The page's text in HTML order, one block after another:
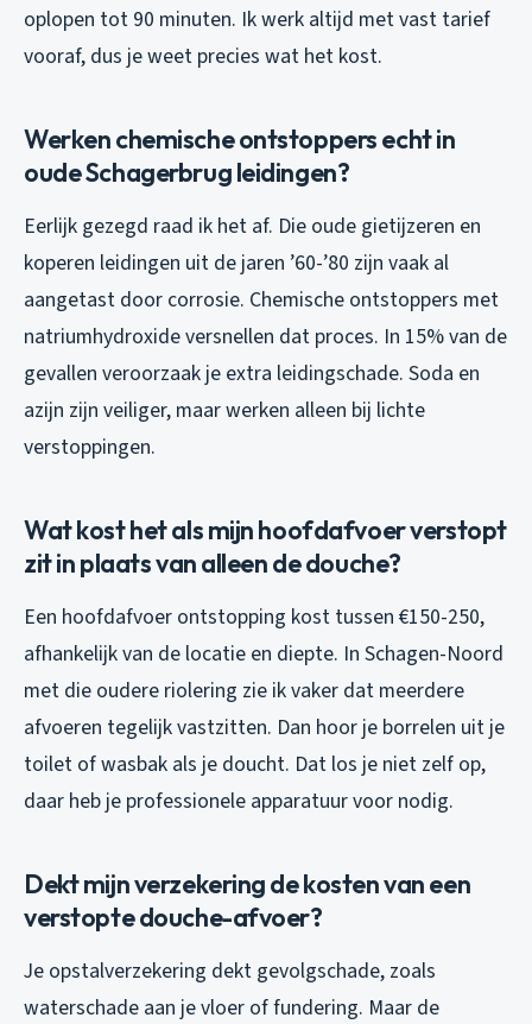
oplopen tot 90 minuten. Ik werk altijd met vast tarief
vooraf, dus je weet precies wat het kost.
Werken chemische ontstoppers echt in
oude Schagerbrug leidingen?
Eerlijk gezegd raad ik het af. Die oude gietijzeren en
koperen leidingen uit de jaren ’60-’80 zijn vaak al
aangetast door corrosie. Chemische ontstoppers met
natriumhydroxide versnellen dat proces. In 15% van de
gevallen veroorzaak je extra leidingschade. Soda en
azijn zijn veiliger, maar werken alleen bij lichte
verstoppingen.
Wat kost het als mijn hoofdafvoer verstopt
zit in plaats van alleen de douche?
Een hoofdafvoer ontstopping kost tussen €150-250,
afhankelijk van de locatie en diepte. In Schagen-Noord
met die oudere riolering zie ik vaker dat meerdere
afvoeren tegelijk vastzitten. Dan hoor je borrelen uit je
toilet of wasbak als je doucht. Dat los je niet zelf op,
daar heb je professionele apparatuur voor nodig.
Dekt mijn verzekering de kosten van een
verstopte douche-afvoer?
Je opstalverzekering dekt gevolgschade, zoals
waterschade aan je vloer of fundering. Maar de